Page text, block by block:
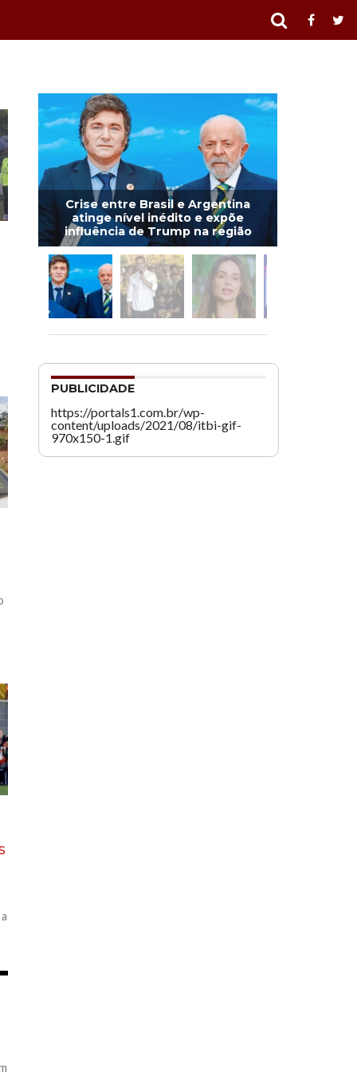
Crise entre Brasil e Argentina
atinge nível inédito e expõe
influência de Trump na região
PUBLICIDADE
https://portals1.com.br/wp-
content/uploads/2021/08/itbi-gif-
970x150-1.gif